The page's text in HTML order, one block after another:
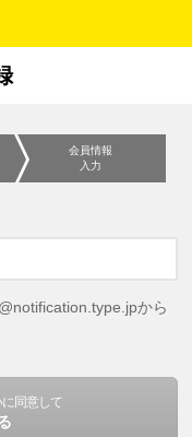
会員情報
入力
から
同意して